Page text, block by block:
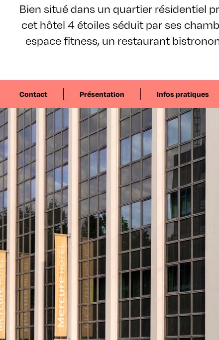
Bien situé dans un quartier résidentiel
cet hôtel 4 étoiles séduit par ses
espace fitness, un restaurant
Contact Présentation Infos pratiques